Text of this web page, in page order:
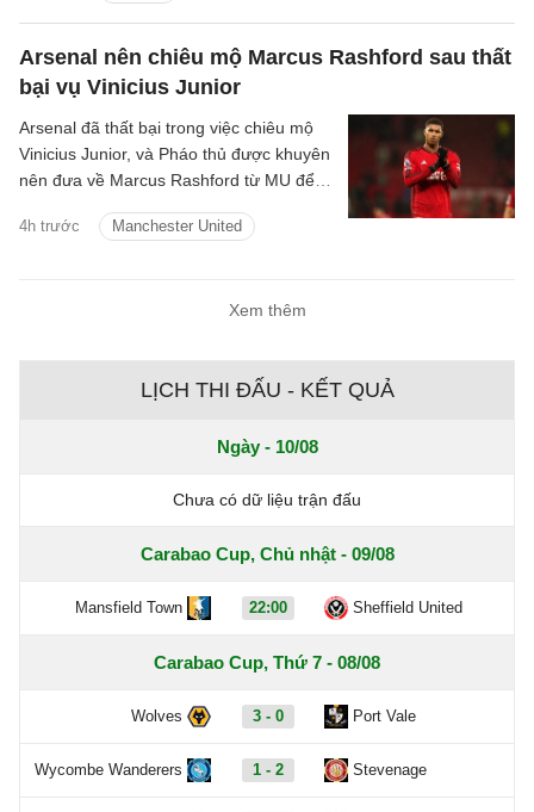
Arsenal nên chiêu mộ Marcus Rashford sau thất
bại vụ Vinicius Junior
4h trước Manchester United
Arsenal đã thất bại trong việc chiêu mộ
Vinicius Junior, và Pháo thủ được khuyên
nên đưa về Marcus Rashford từ MU để
Xem thêm
LỊCH THI ĐẤU - KẾT QUẢ
Ngày - 10/08
Chưa có dữ liệu trận đấu
Carabao Cup, Chủ nhật - 09/08
Mansfield Town 22:00 Sheffield United
Carabao Cup, Thứ 7 - 08/08
Wolves 3 - 0 Port Vale
Wycombe Wanderers 1 - 2 Stevenage